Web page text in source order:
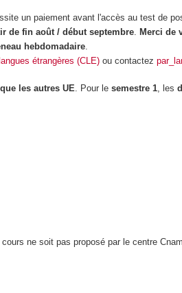
un paiement avant l'accès au test de
de fin août / début septembre. Merci de
hebdomadaire.
étrangères (CLE)ou contactez
les autres UE. Pour le semestre 1, les
ne soit pas proposé par le centre